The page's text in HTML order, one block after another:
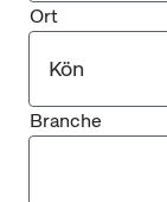
Ort
Branche